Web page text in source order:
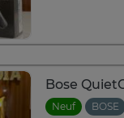
Bose
Neuf
BOSE